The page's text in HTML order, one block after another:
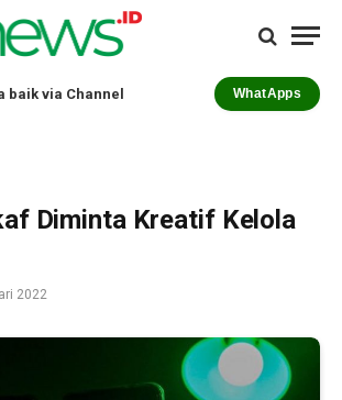
baik via Channel WhatApps
Diminta Kreatif Kelola
2022